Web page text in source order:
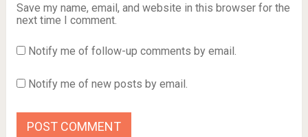
Save my name, email, and website in this browser for the
next time I comment.
Notify me of follow-up comments by email.
Notify me of new posts by email.